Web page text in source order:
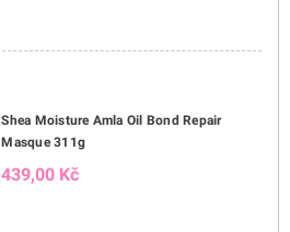
Shea Moisture Amla Oil Bond Repair
Masque 311g
439,00 Kč